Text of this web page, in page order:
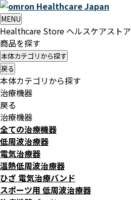
HealthcareJapan
MENU
Healthcare Store ヘルスケアストア
商品を探す
本体カテゴリから探す
戻る
本体カテゴリから探す
治療機器
戻る
治療機器
全ての治療機器
低周波治療器
電気治療器
温熱低周波治療器
ひざ 電気治療バンド
スポーツ用 低周波治療器